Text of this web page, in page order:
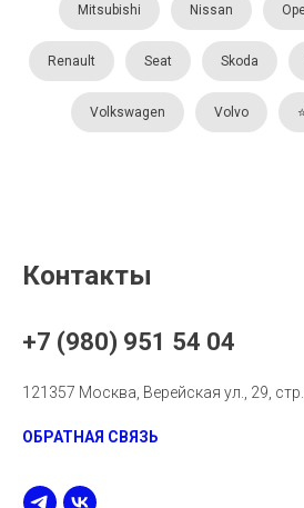
Mitsubishi Nissan
Renault Seat Skoda
Volkswagen Volvo
Контакты
+7 (980) 951 54 04
121357 Москва, Верейская ул., 29,
ОБРАТНАЯ СВЯЗЬ